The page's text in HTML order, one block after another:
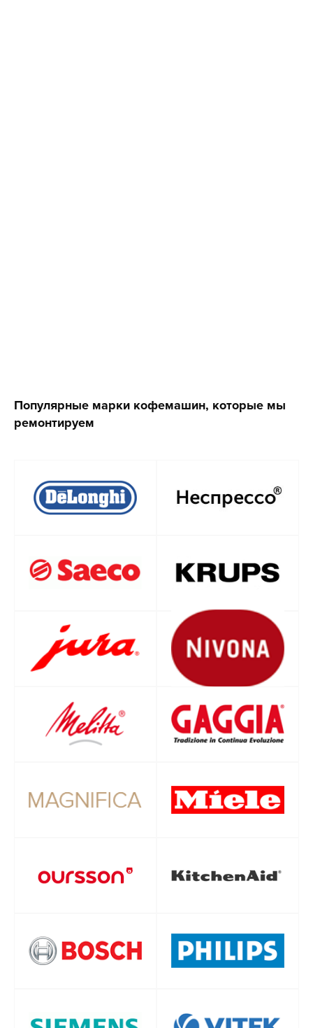
Популярные марки кофемашин, которые мы
ремонтируем